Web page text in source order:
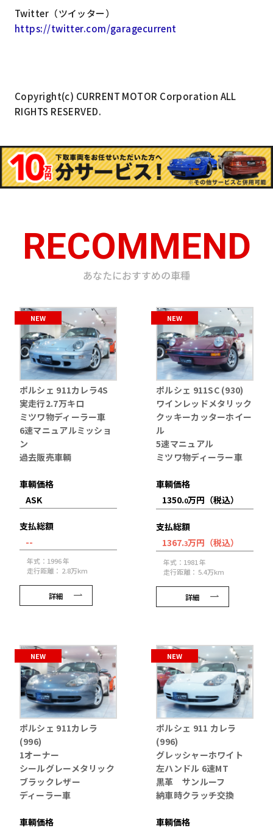
Twitter（ツイッター）
https://twitter.com/garagecurrent
Copyright(c) CURRENT MOTOR Corporation ALL
RIGHTS RESERVED.
RECOMMEND
あなたにおすすめの車種
NEW
ポルシェ 911カレラ4S
実走行2.7万キロ
ミツワ物ディーラー車
6速マニュアルミッショ
ン
過去販売車輌
車輌価格
ASK
支払総額
--
年式：1996 年
走行距離： 2.8万km
詳細
NEW
ポルシェ 911SC (930)
ワインレッドメタリック
クッキーカッターホイー
ル
5速マニュアル
ミツワ物ディーラー車
車輌価格
1350.0万円（税込）
支払総額
1367.3万円（税込）
年式：1981 年
走行距離： 5.4万km
詳細
NEW
ポルシェ 911カレラ
(996)
1オーナー
シールグレーメタリック
ブラックレザー
ディーラー車
車輌価格
NEW
ポルシェ 911 カレラ
(996)
グレッシャーホワイト
左ハンドル 6速MT
黒革 サンルーフ
納車時クラッチ交換
車輌価格